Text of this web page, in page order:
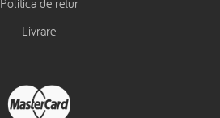
Politica de retur
Livrare